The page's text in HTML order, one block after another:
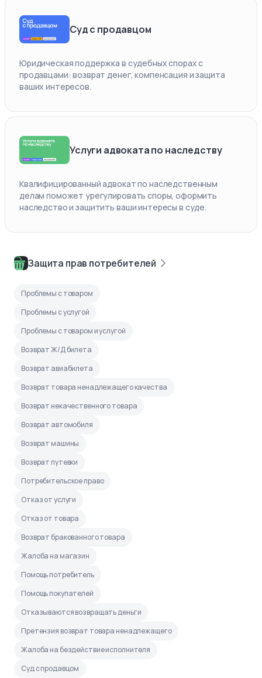
Суд с продавцом
Юридическая поддержка в судебных спорах с
продавцами: возврат денег, компенсация и защита
ваших интересов.
Услуги адвоката по наследству
Квалифицированный адвокат по наследственным
делам поможет урегулировать споры, оформить
наследство и защитить ваши интересы в суде.
Защита прав потребителей
Проблемы с товаром
Проблемы с услугой
Проблемы с товаром и услугой
Возврат Ж/Д билета
Возврат авиабилета
Возврат товара ненадлежащего качества
Возврат некачественного товара
Возврат автомобиля
Возврат машины
Возврат путевки
Потребительское право
Отказ от услуги
Отказ от товара
Возврат бракованного товара
Жалоба на магазин
Помощь потребитель
Помощь покупателей
Отказываются возвращать деньги
Претензия возврат товара ненадлежащего
Жалоба на бездействие исполнителя
Суд с продавцом